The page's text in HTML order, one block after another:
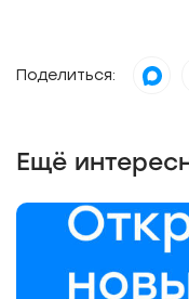
Поделиться:
Ещё